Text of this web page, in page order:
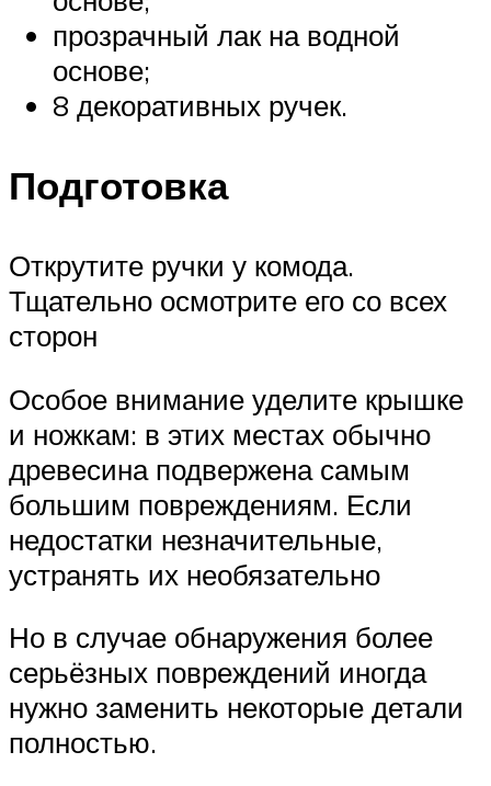
прозрачный лак на водной
основе;
8 декоративных ручек.
Подготовка
Открутите ручки у комода.
Тщательно осмотрите его со всех
сторон
Особое внимание уделите крышке
и ножкам: в этих местах обычно
древесина подвержена самым
большим повреждениям. Если
недостатки незначительные,
устранять их необязательно
Но в случае обнаружения более
серьёзных повреждений иногда
нужно заменить некоторые детали
полностью.